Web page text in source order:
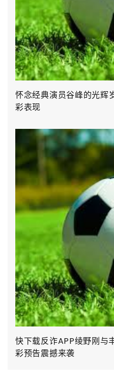
怀念经典演员谷峰的光辉
彩表现
快下载反诈APP绫野刚与
彩预告震撼来袭